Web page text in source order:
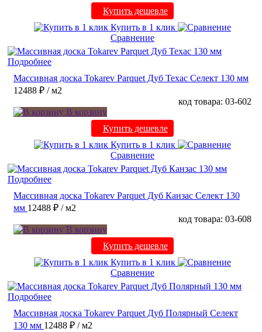
Купить дешевле
Купить в 1 клик
Сравнение
Подробнее
Массивная доска Tokarev Parquet Дуб Техас Селект 130 мм
12488 ₽ / м2
код товара: 03-602
В корзину
Купить дешевле
Купить в 1 клик
Сравнение
Подробнее
Массивная доска Tokarev Parquet Дуб Канзас Селект 130
мм 12488 ₽ / м2
код товара: 03-608
В корзину
Купить дешевле
Купить в 1 клик
Сравнение
Подробнее
Массивная доска Tokarev Parquet Дуб Полярный Селект
130 мм 12488 ₽ / м2